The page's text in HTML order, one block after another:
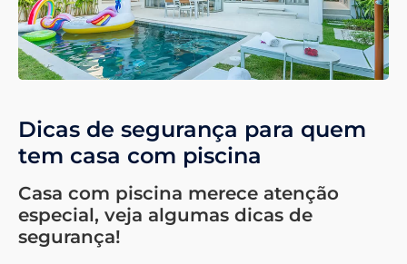
Dicas de segurança para quem
tem casa com piscina
Casa com piscina merece atenção
especial, veja algumas dicas de
segurança!